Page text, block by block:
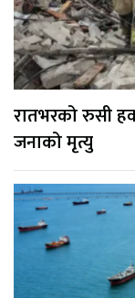
रातभरको रुसी
जनाको मृत्यु